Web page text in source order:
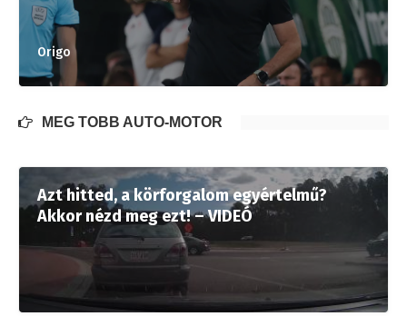
Origo
MÉG TÖBB AUTÓ-MOTOR
Azt hitted, a körforgalom egyértelmű?
Akkor nézd meg ezt! – VIDEÓ